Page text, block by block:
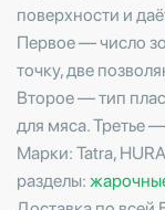
поверхности и
Первое — число
точку, две
Второе — тип
для мяса. Третье
Марки: Tatra,
разделы: